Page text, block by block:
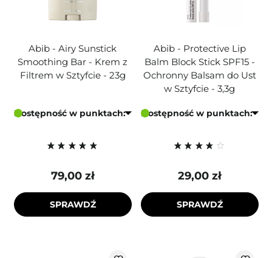
Abib - Airy Sunstick
Smoothing Bar - Krem z
Filtrem w Sztyfcie - 23g
Dostępność w punktach:
79,00 zł
SPRAWDŹ
Abib - Protective Lip
Balm Block Stick SPF15 -
Ochronny Balsam do Ust
w Sztyfcie - 3,3g
Dostępność w punktach:
29,00 zł
SPRAWDŹ